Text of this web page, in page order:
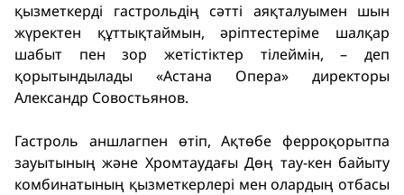
қызметкерді гастрольдің сәтті аяқталуымен шын
жүректен құттықтаймын, әріптестеріме шалқар
шабыт пен зор жетістіктер тілеймін, – деп
қорытындылады «Астана Опера» директоры
Александр Совостьянов.
Гастроль аншлагпен өтіп, Ақтөбе ферроқорытпа
зауытының және Хромтаудағы Дөң тау-кен байыту
комбинатының қызметкерлері мен олардың отбасы